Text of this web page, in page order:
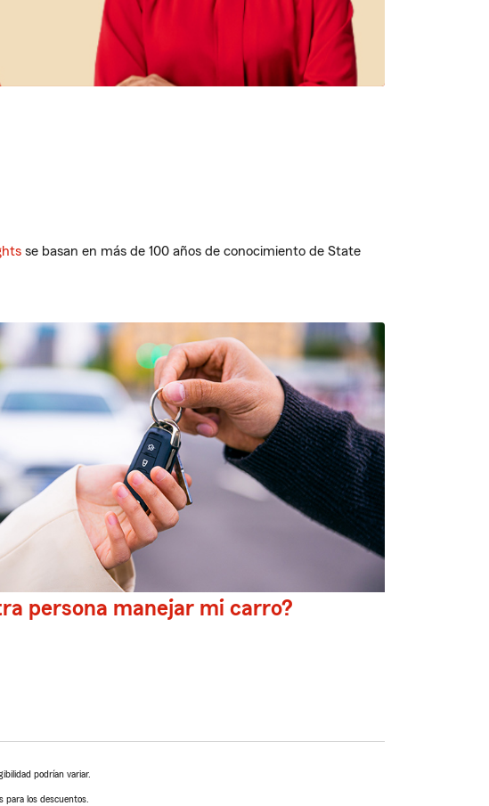
se basan en más de 100 años de conocimiento de State
persona manejar mi carro?
podrían variar.
para los descuentos.